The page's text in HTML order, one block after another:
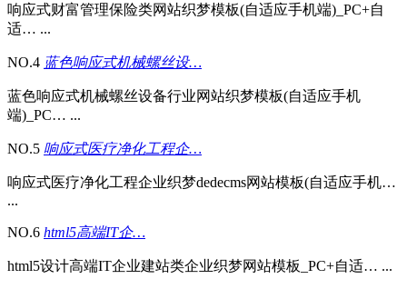
响应式财富管理保险类网站织梦模板(自适应手机端)_PC+自
适… ...
NO.4 蓝色响应式机械螺丝设…
蓝色响应式机械螺丝设备行业网站织梦模板(自适应手机
端)_PC… ...
NO.5 响应式医疗净化工程企…
响应式医疗净化工程企业织梦dedecms网站模板(自适应手机…
...
NO.6 html5高端IT企…
html5设计高端IT企业建站类企业织梦网站模板_PC+自适… ...